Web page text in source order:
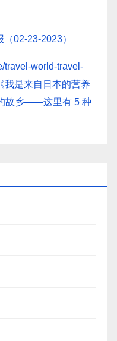
02-23-2023）
travel-world-travel-
我是来自日本的营养
故乡——这里有 5 种